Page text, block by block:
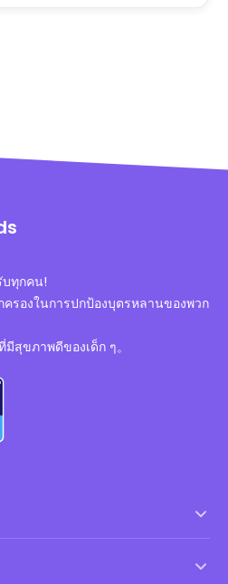
ทุกคน!
รองในการปกป้องบุตรหลานของพวก
สุขภาพดีของเด็ก ๆ。